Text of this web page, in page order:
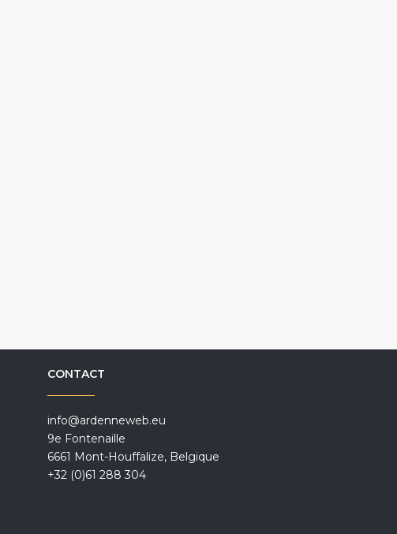
CONTACT
info@ardenneweb.eu
9e Fontenaille
6661 Mont-Houffalize, Belgique
+32 (0)61 288 304